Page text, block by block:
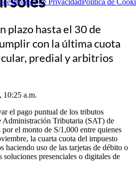
Política de PrivacidadPolítica de
plazo hasta el 30 de
con la última cuota
predial y arbitrios
10:25 a.m.
el pago puntual de los tributos
Administración Tributaria (SAT) de
el monto de S/1,000 entre quienes
la cuarta cuota del impuesto
haciendo uso de las tarjetas de débito o
soluciones presenciales o digitales de